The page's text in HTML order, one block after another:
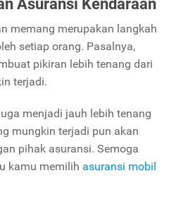
memang merupakan langkah
setiap orang. Pasalnya,
pikiran lebih tenang dari
terjadi.
menjadi jauh lebih tenang
mungkin terjadi pun akan
pihak asuransi. Semoga
kamu memilih asuransi mobil